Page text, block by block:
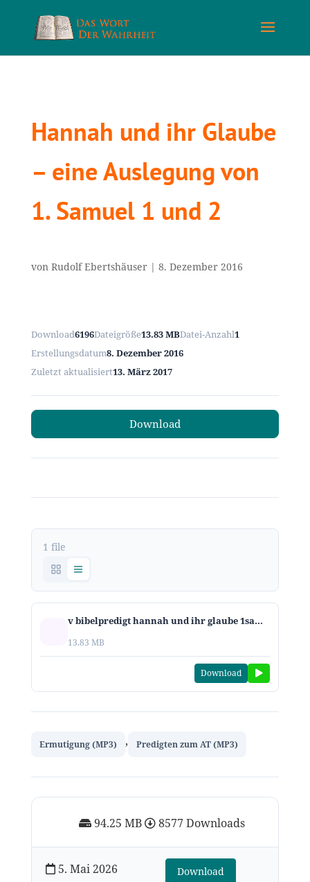
Hannah und ihr Glaube
– eine Auslegung von
1. Samuel 1 und 2
von Rudolf Ebertshäuser| 8. Dezember 2016
Download6196Dateigröße13.83 MBDatei-Anzahl1
Erstellungsdatum8. Dezember 2016
Zuletzt aktualisiert13. März 2017
Download
1 file
v bibelpredigt hannah und ihr glaube 1samuel1 2
13.83 MB
Download
Ermutigung (MP3) , Predigten zum AT (MP3)
94.25 MB 8577 Downloads
5. Mai 2026 Download